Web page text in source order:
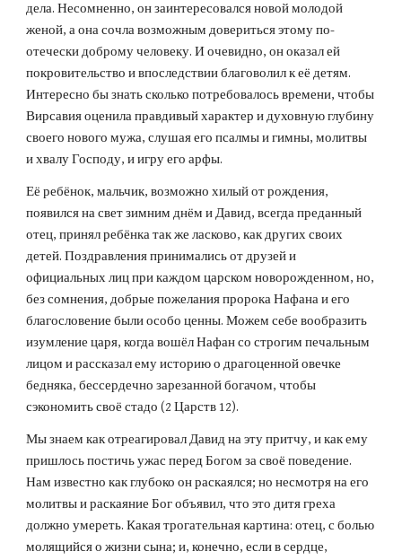
дела. Несомненно, он заинтересовался новой молодой
женой, а она сочла возможным довериться этому по-
отечески доброму человеку. И очевидно, он оказал ей
покровительство и впоследствии благоволил к её детям.
Интересно бы знать сколько потребовалось времени, чтобы
Вирсавия оценила правдивый характер и духовную глубину
своего нового мужа, слушая его псалмы и гимны, молитвы
и хвалу Господу, и игру его арфы.
Её ребёнок, мальчик, возможно хилый от рождения,
появился на свет зимним днём и Давид, всегда преданный
отец, принял ребёнка так же ласково, как других своих
детей. Поздравления принимались от друзей и
официальных лиц при каждом царском новорожденном, но,
без сомнения, добрые пожелания пророка Нафана и его
благословение были особо ценны. Можем себе вообразить
изумление царя, когда вошёл Нафан со строгим печальным
лицом и рассказал ему историю о драгоценной овечке
бедняка, бессердечно зарезанной богачом, чтобы
сэкономить своё стадо (2 Царств 12).
Мы знаем как отреагировал Давид на эту притчу, и как ему
пришлось постичь ужас перед Богом за своё поведение.
Нам известно как глубоко он раскаялся; но несмотря на его
молитвы и раскаяние Бог объявил, что это дитя греха
должно умереть. Какая трогательная картина: отец, с болью
молящийся о жизни сына; и, конечно, если в сердце,